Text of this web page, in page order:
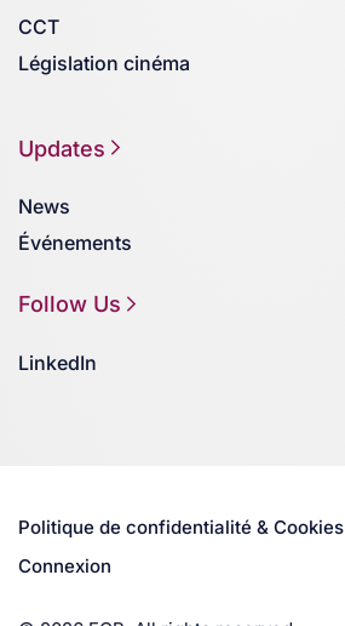
CCT
Législation cinéma
Updates
News
Événements
Follow Us
LinkedIn
Politique de confidentialité & Cookies
Connexion